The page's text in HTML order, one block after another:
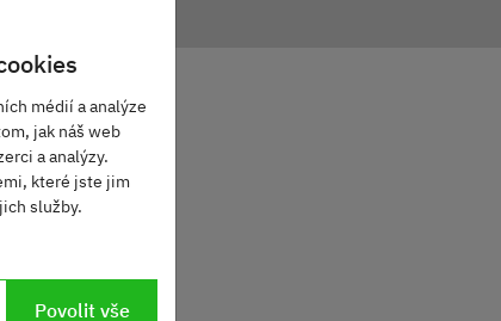
médií a analýze
jak náš web
a analýzy.
které jste jim
služby.
Povolit vše